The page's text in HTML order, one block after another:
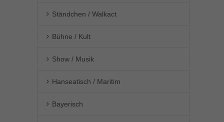
Ständchen / Walkact
Bühne / Kult
Show / Musik
Hanseatisch / Maritim
Bayerisch